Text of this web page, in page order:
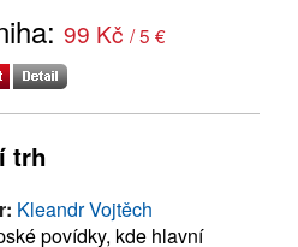
99 Kč / 5 €
trh
Kleandr Vojtěch
povídky, kde hlavní